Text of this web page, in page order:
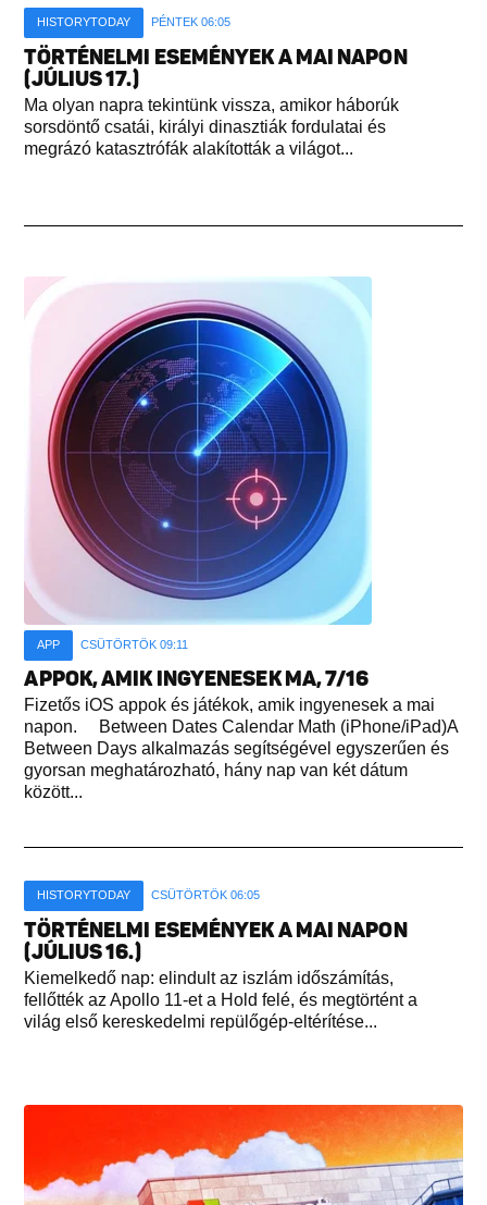
HISTORYTODAY PÉNTEK 06:05
TÖRTÉNELMI ESEMÉNYEK A MAI NAPON
(JÚLIUS 17.)
Ma olyan napra tekintünk vissza, amikor háborúk
sorsdöntő csatái, királyi dinasztiák fordulatai és
megrázó katasztrófák alakították a világot...
APP CSÜTÖRTÖK 09:11
APPOK, AMIK INGYENESEK MA, 7/16
Fizetős iOS appok és játékok, amik ingyenesek a mai
napon. Between Dates Calendar Math (iPhone/iPad)A
Between Days alkalmazás segítségével egyszerűen és
gyorsan meghatározható, hány nap van két dátum
között...
HISTORYTODAY CSÜTÖRTÖK 06:05
TÖRTÉNELMI ESEMÉNYEK A MAI NAPON
(JÚLIUS 16.)
Kiemelkedő nap: elindult az iszlám időszámítás,
fellőtték az Apollo 11-et a Hold felé, és megtörtént a
világ első kereskedelmi repülőgép-eltérítése...